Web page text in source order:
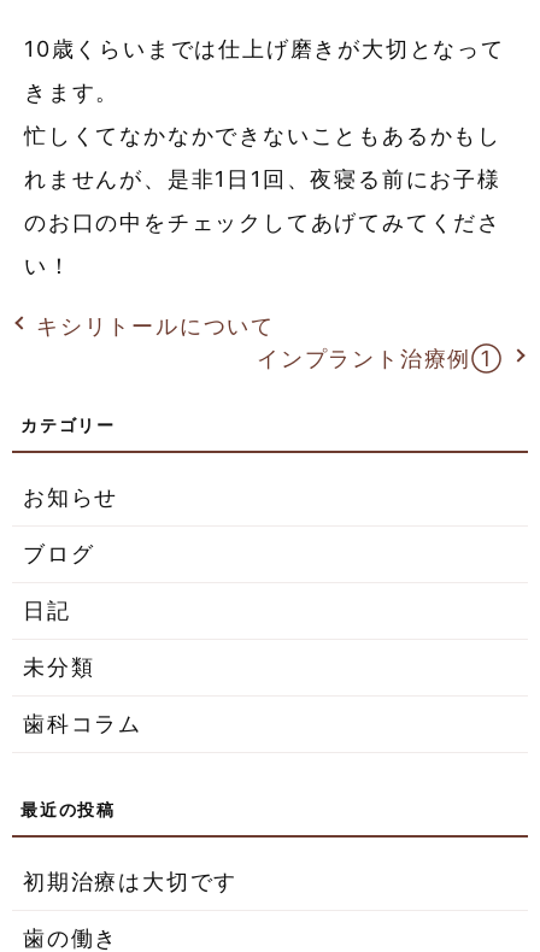
10歳くらいまでは仕上げ磨きが大切となって
きます。
忙しくてなかなかできないこともあるかもし
れませんが、是非1日1回、夜寝る前にお子様
のお口の中をチェックしてあげてみてくださ
い！
キシリトールについて
インプラント治療例①
お知らせ
ブログ
日記
未分類
歯科コラム
初期治療は大切です
歯の働き